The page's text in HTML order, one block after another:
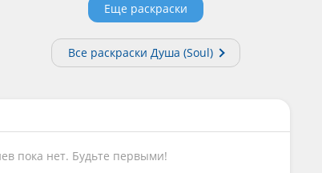
Еще раскраски
Все раскраски Душа (Soul)
пока нет. Будьте первыми!